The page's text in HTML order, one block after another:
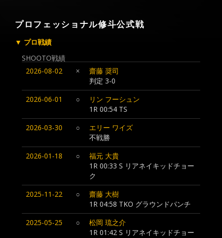
プロフェッショナル修斗公式戦
▼ プロ戦績
SHOOTO戦績
2026-08-02
×
齋藤 奨司
判定 3-0
2026-06-01
○
リン フーシュン
1R 00:54 TS
2026-03-30
○
エリー ワイズ
不戦勝
2026-01-18
○
福元 大貴
1R 00:33 S リアネイキッドチョー
ク
2025-11-22
○
齋藤 大樹
1R 04:58 TKO グラウンドパンチ
2025-05-25
○
松岡 琉之介
1R 01:42 S リアネイキッドチョー